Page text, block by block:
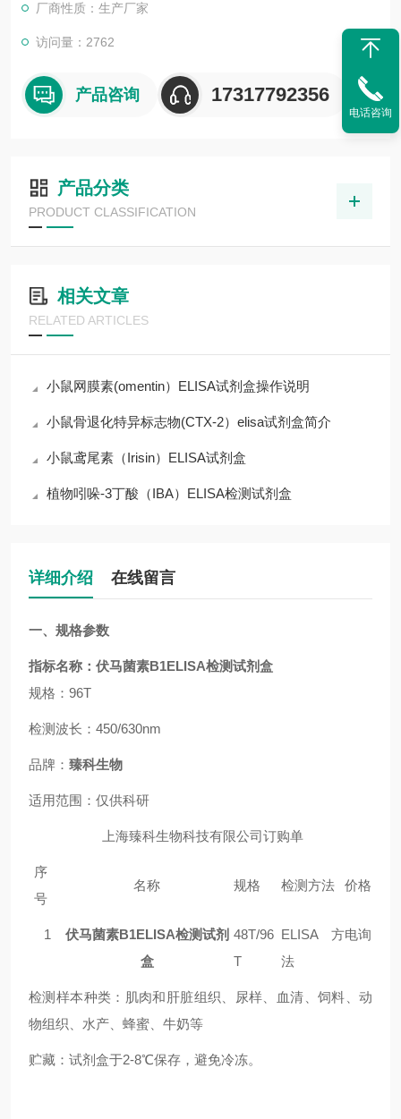
厂商性质：生产厂家
访问量：2762
产品咨询 17317792356
产品分类
PRODUCT CLASSIFICATION
相关文章
RELATED ARTICLES
小鼠网膜素(omentin）ELISA试剂盒操作说明
小鼠骨退化特异标志物(CTX-2）elisa试剂盒简介
小鼠鸢尾素（Irisin）ELISA试剂盒
植物吲哚-3丁酸（IBA）ELISA检测试剂盒
详细介绍 在线留言
一、规格参数
指标名称： 伏马菌素B1ELISA检测试剂盒
规格：96T
检测波长：450/630nm
品牌： 臻科生物
适用范围：仅供科研
上海臻科生物科技有限公司订购单
序
号
名称 规格 检测方法 价格
1
伏马菌素B1ELISA检测试剂
盒
48T/96
T
ELISA方
法
电询
检测样本种类：肌肉和肝脏组织、尿样、血清、饲料
动
物组织
水产 蜂蜜 牛奶等
贮藏：试剂盒于2-8℃保存，避免冷冻。
电话咨询